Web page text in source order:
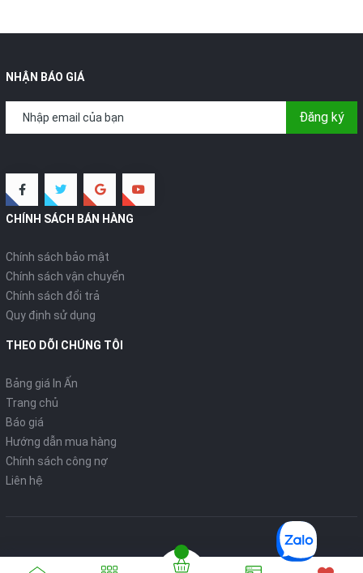
NHẬN BÁO GIÁ
Đăng ký
CHÍNH SÁCH BÁN HÀNG
Chính sách bảo mật
Chính sách vận chuyển
Chính sách đổi trả
Quy định sử dụng
THEO DÕI CHÚNG TÔI
Bảng giá In Ấn
Trang chủ
Báo giá
Hướng dẫn mua hàng
Chính sách công nợ
Liên hệ